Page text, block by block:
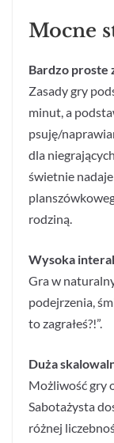
Mocne
Bardzo proste
Zasady gry
minut, a
psuję/
dla
świetnie nadaje
rodziną.
Wysoka
Gra w
podejrzenia,
to zagrałeś?!”.
Duża
Możliwość gry
Sabotażysta
różnej